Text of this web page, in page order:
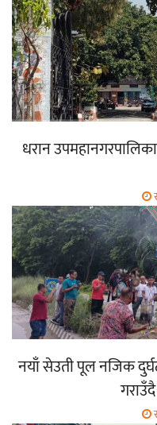
धरान
नयाँ सेउती पूल नजिक